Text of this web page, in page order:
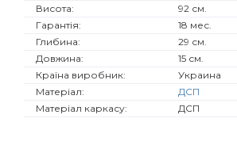
Висота:
92 см.
Гарантія:
18 мес.
Глибина:
29 см.
Довжина:
15 см.
Країна виробник:
Украина
Матеріал:
ДСП
Матеріал каркасу:
ДСП